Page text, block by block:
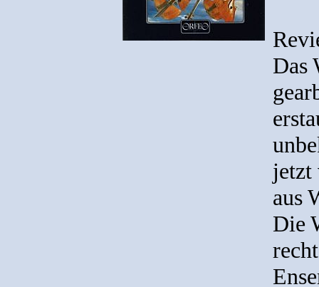
Das
jetzt
aus
Die